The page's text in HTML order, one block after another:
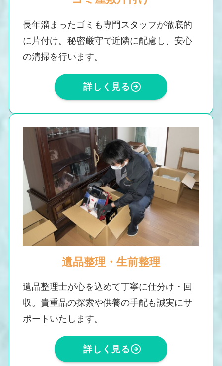
長年溜まったゴミも専門スタッフが徹底的
に片付け。秘密厳守で近隣に配慮し、安心
の清掃を行います。
詳しく見る
遺品整理・生前整理
遺品整理士が心を込めて丁寧に仕分け・回
収。貴重品の探索や供養の手配も誠実にサ
ポートいたします。
詳しく見る